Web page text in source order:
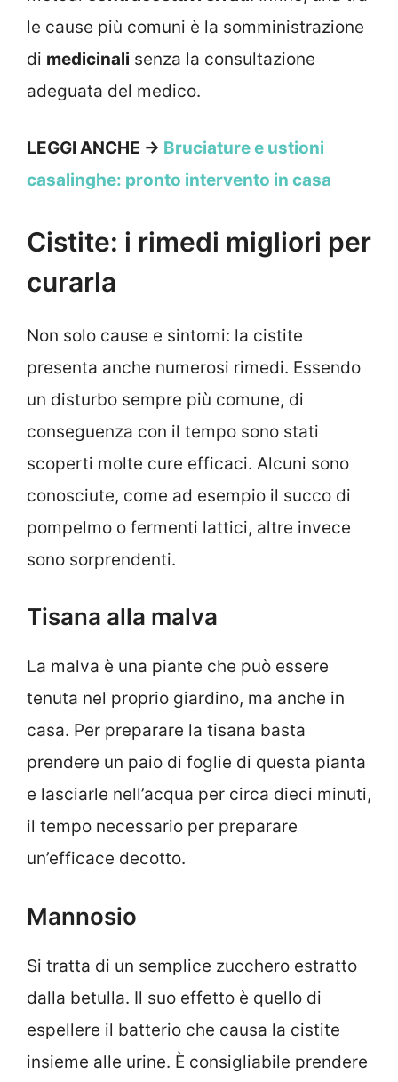
le cause più comuni è la somministrazione
di medicinali senza la consultazione
adeguata del medico.
LEGGI ANCHE -> Bruciature e ustioni
casalinghe: pronto intervento in casa
Cistite: i rimedi migliori per
curarla
Non solo cause e sintomi: la cistite
presenta anche numerosi rimedi. Essendo
un disturbo sempre più comune, di
conseguenza con il tempo sono stati
scoperti molte cure efficaci. Alcuni sono
conosciute, come ad esempio il succo di
pompelmo o fermenti lattici, altre invece
sono sorprendenti.
Tisana alla malva
La malva è una piante che può essere
tenuta nel proprio giardino, ma anche in
casa. Per preparare la tisana basta
prendere un paio di foglie di questa pianta
e lasciarle nell’acqua per circa dieci minuti,
il tempo necessario per preparare
un’efficace decotto.
Mannosio
Si tratta di un semplice zucchero estratto
dalla betulla. Il suo effetto è quello di
espellere il batterio che causa la cistite
insieme alle urine. È consigliabile prendere